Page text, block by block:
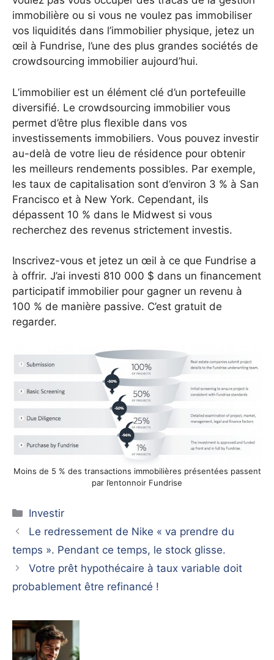
immobilière ou si vous ne voulez pas immobiliser
vos liquidités dans l’immobilier physique, jetez un
œil à Fundrise, l’une des plus grandes sociétés de
crowdsourcing immobilier aujourd’hui.
L’immobilier est un élément clé d’un portefeuille
diversifié. Le crowdsourcing immobilier vous
permet d’être plus flexible dans vos
investissements immobiliers. Vous pouvez investir
au-delà de votre lieu de résidence pour obtenir
les meilleurs rendements possibles. Par exemple,
les taux de capitalisation sont d’environ 3 % à San
Francisco et à New York. Cependant, ils
dépassent 10 % dans le Midwest si vous
recherchez des revenus strictement investis.
Inscrivez-vous et jetez un œil à ce que Fundrise a
à offrir. J’ai investi 810 000 $ dans un financement
participatif immobilier pour gagner un revenu à
100 % de manière passive. C’est gratuit de
regarder.
Moins de 5 % des transactions immobilières présentées passent
par l’entonnoir Fundrise
Catégories
Investir
Le redressement de Nike « va prendre du
temps ». Pendant ce temps, le stock glisse.
Votre prêt hypothécaire à taux variable doit
probablement être refinancé !